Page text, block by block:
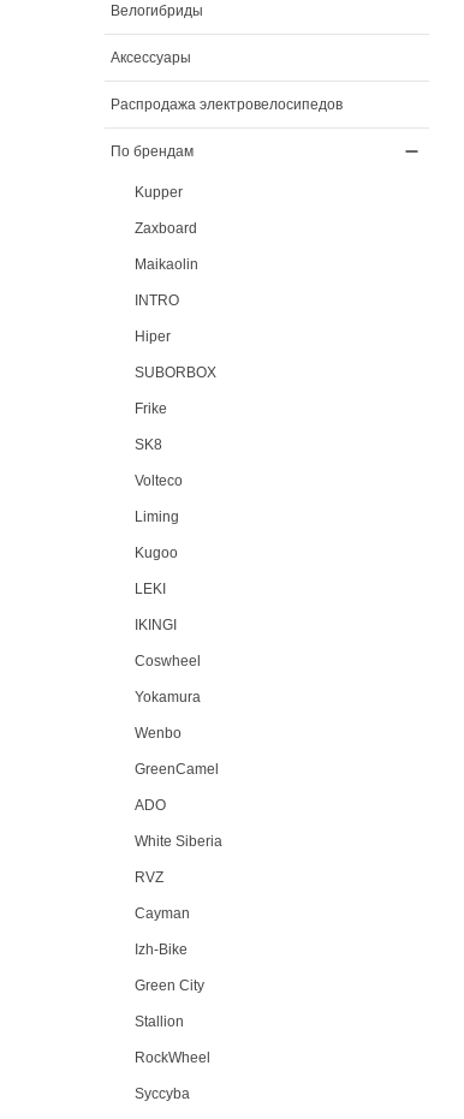
Велогибриды
Аксессуары
Распродажа электровелосипедов
По брендам
Kupper
Zaxboard
Maikaolin
INTRO
Hiper
SUBORBOX
Frike
SK8
Volteco
Liming
Kugoo
LEKI
IKINGI
Coswheel
Yokamura
Wenbo
GreenCamel
ADO
White Siberia
RVZ
Cayman
Izh-Bike
Green City
Stallion
RockWheel
Syccyba